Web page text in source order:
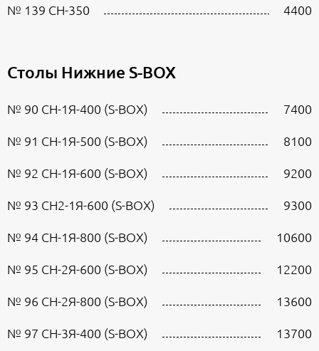
№ 139 СН-350
4400
Столы Нижние S-BOX
№ 90 CН-1Я-400 (S-BOX)
7400
№ 91 СН-1Я-500 (S-BOX)
8100
№ 92 СН-1Я-600 (S-BOX)
9200
№ 93 СН2-1Я-600 (S-BOX)
9300
№ 94 СН-1Я-800 (S-BOX)
10600
№ 95 СН-2Я-600 (S-BOX)
12200
№ 96 СН-2Я-800 (S-BOX)
13600
№ 97 СН-3Я-400 (S-BOX)
13700